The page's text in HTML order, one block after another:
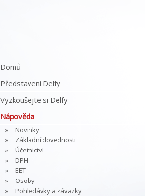
Domů
Představení Delfy
Vyzkoušejte si Delfy
Nápověda
Novinky
Základní dovednosti
Účetnictví
DPH
EET
Osoby
Pohledávky a závazky